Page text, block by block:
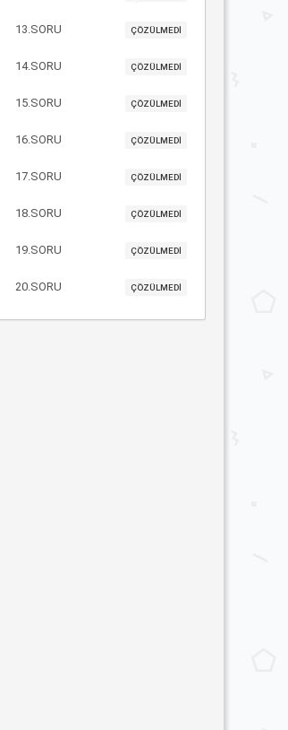
13.SORU ÇÖZÜLMEDİ
14.SORU ÇÖZÜLMEDİ
15.SORU ÇÖZÜLMEDİ
16.SORU ÇÖZÜLMEDİ
17.SORU ÇÖZÜLMEDİ
18.SORU ÇÖZÜLMEDİ
19.SORU ÇÖZÜLMEDİ
20.SORU ÇÖZÜLMEDİ